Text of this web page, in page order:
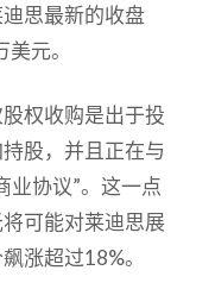
思最新的收盘
元。
权收购是出于投
股，并且正在与
业协议”。这一点
可能对莱迪思展
涨超过18%。